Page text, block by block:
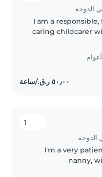
الدوحة
I am a
caring childcarer
children of all
to pre-teens.
activities
الدوحة
1
I'm a very
nanny,